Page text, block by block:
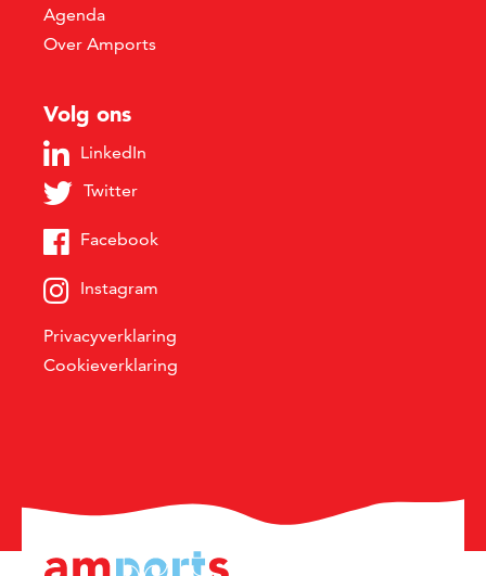
Agenda
Over Amports
Volg ons
LinkedIn
Twitter
Facebook
Instagram
Privacyverklaring
Cookieverklaring